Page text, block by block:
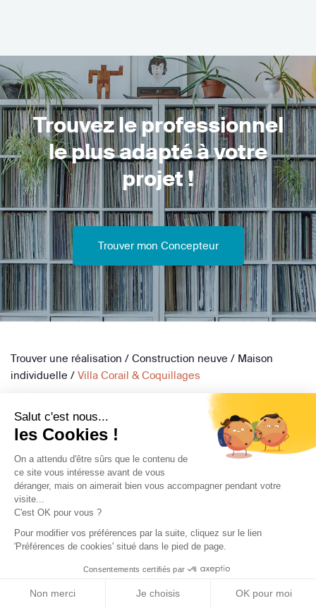
Salut c'est nous...
les Cookies !
On a attendu d'être sûrs que le contenu de
ce site vous intéresse avant de vous
déranger, mais on aimerait bien vous accompagner pendant votre
visite...
C'est OK pour vous ?
Pour modifier vos préférences par la suite, cliquez sur le lien
'Préférences de cookies' situé dans le pied de page.
Consentements certifiés par
Non merci Je choisis OK pour moi
Trouvez le professionnel
le plus adapté à votre
projet !
Trouver mon Concepteur
Trouver une réalisation / Construction neuve / Maison
individuelle / Villa Corail & Coquillages
Archidvisor
À propos
Notre blog
Presse
Nos partenaires